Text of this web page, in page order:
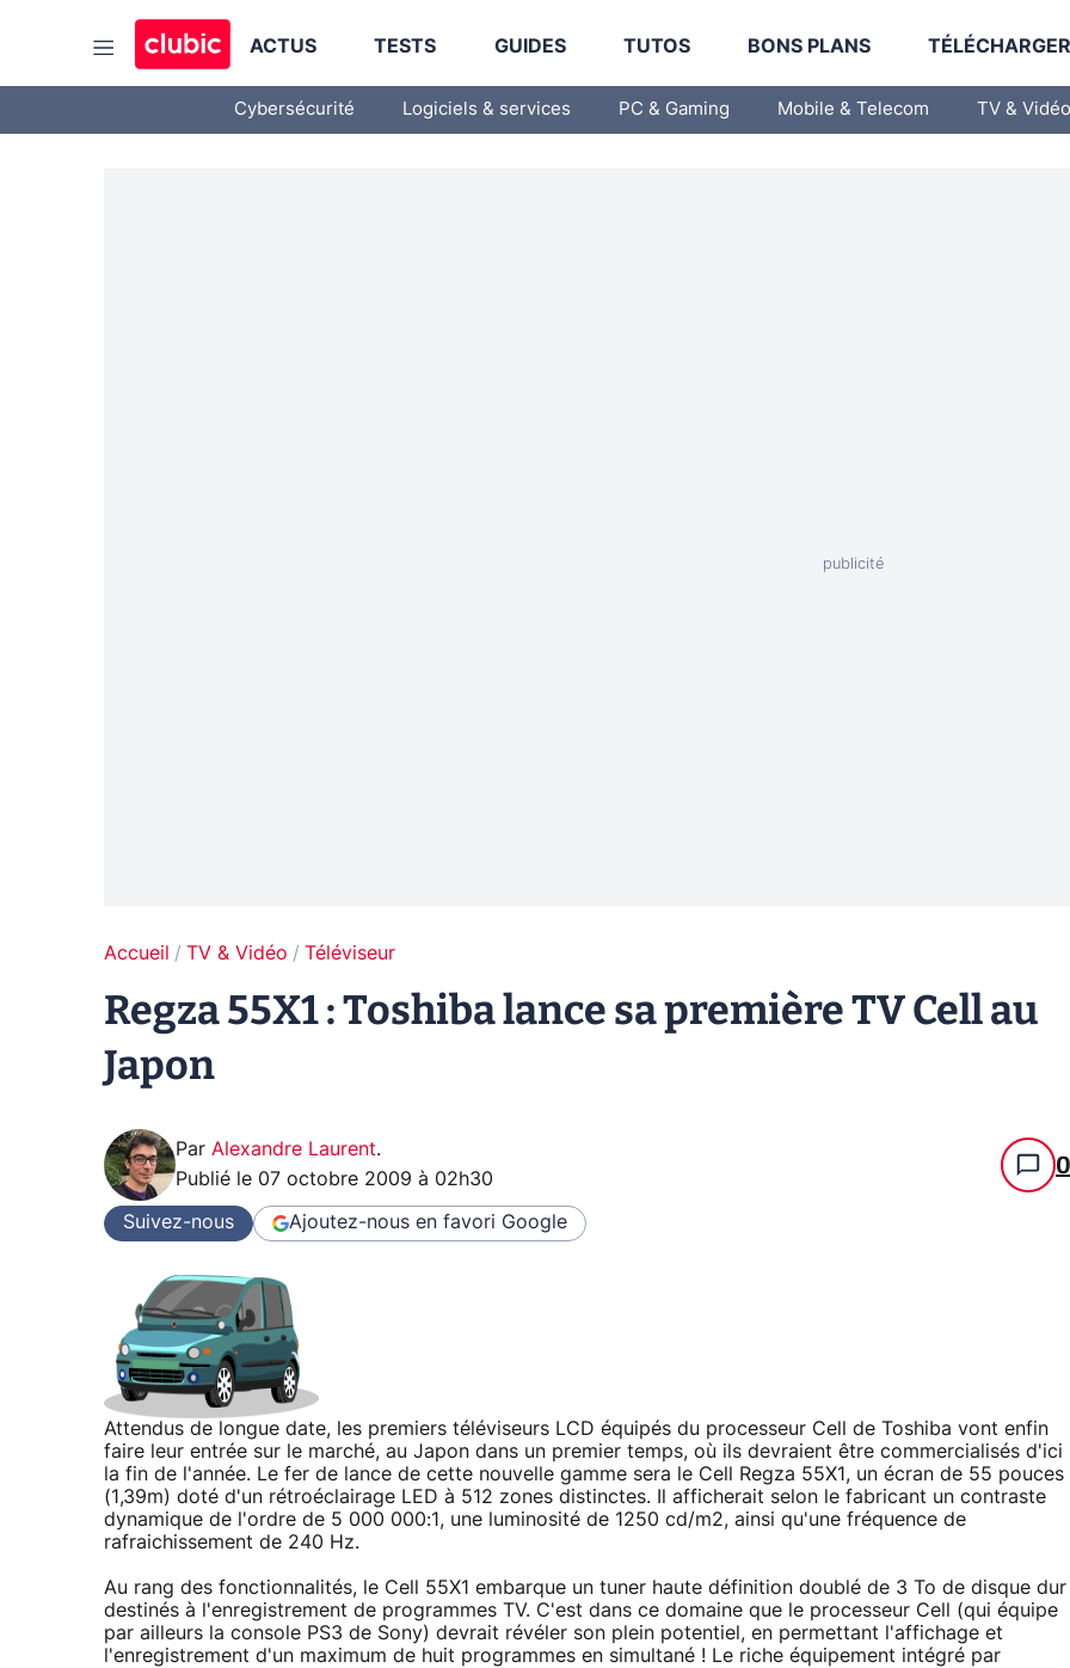
ACTUS TESTS GUIDES TUTOS BONS PLANS
Cybersécurité Logiciels & services PC & Gaming Mobile & Telecom TV & Vidéo
Accueil TV & Vidéo Téléviseur
Regza 55X1 : Toshiba lance sa première TV Cell au
Japon
Par Alexandre Laurent.
Publié le 07 octobre 2009 à 02h30 0
Suivez-nous Ajoutez-nous en favori Google
Attendus de longue date, les premiers téléviseurs LCD équipés du processeur Cell de Toshiba vont enfin
faire leur entrée sur le marché, au Japon dans un premier temps, où ils devraient être commercialisés d'ici
la fin de l'année. Le fer de lance de cette nouvelle gamme sera le Cell Regza 55X1, un écran de 55 pouces
(1,39m) doté d'un rétroéclairage LED à 512 zones distinctes. Il afficherait selon le fabricant un contraste
dynamique de l'ordre de 5 000 000:1, une luminosité de 1250 cd/m2, ainsi qu'une fréquence de
rafraichissement de 240 Hz.
Au rang des fonctionnalités, le Cell 55X1 embarque un tuner haute définition doublé de 3 To de disque dur
destinés à l'enregistrement de programmes TV. C'est dans ce domaine que le processeur Cell (qui équipe
par ailleurs la console PS3 de Sony) devrait révéler son plein potentiel, en permettant l'affichage et
l'enregistrement d'un maximum de huit programmes en simultané ! Le riche équipement intégré par